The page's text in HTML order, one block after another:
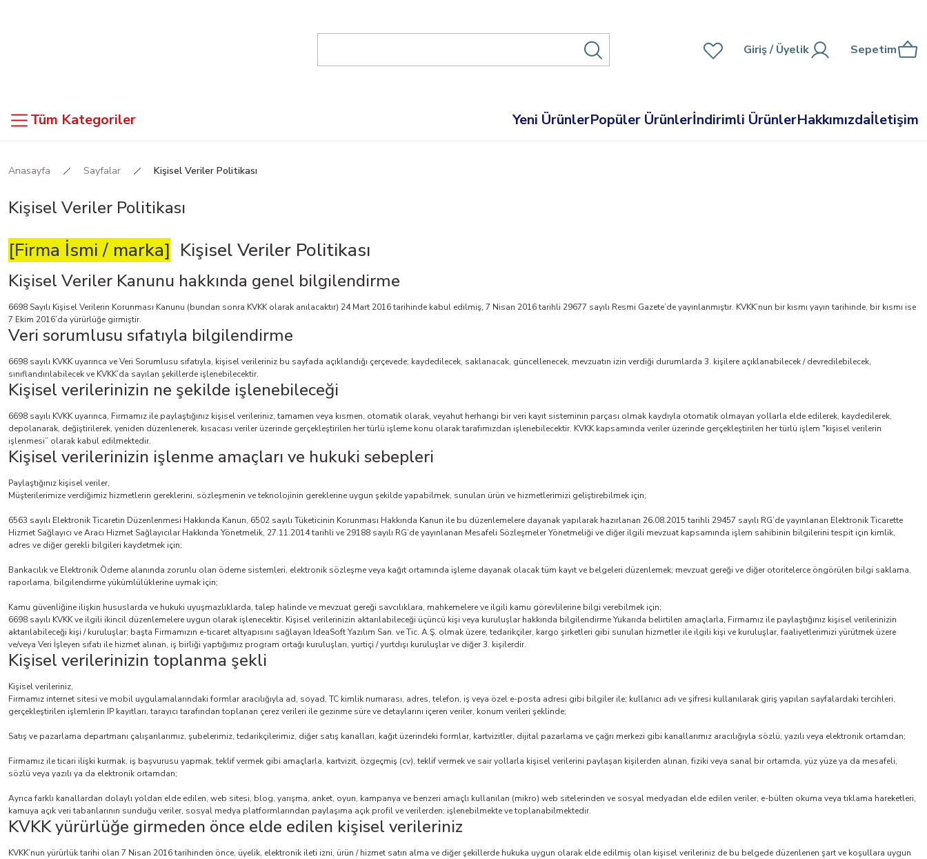
Giriş/ Üyelik Sepetim
Tüm Kategoriler Yeni ÜrünlerPopüler Ürünlerİndirimli ÜrünlerHakkımızdaİletişim
Anasayfa Sayfalar Kişisel Veriler Politikası
Kişisel Veriler Politikası
[Firma İsmi / marka] Kişisel Veriler Politikası
Kişisel Veriler Kanunu hakkında genel bilgilendirme
6698 Sayılı Kişisel Verilerin Korunması Kanunu (bundan sonra KVKK olarak anılacaktır) 24 Mart 2016 tarihinde kabul edilmiş, 7 Nisan 2016 tarihli 29677 sayılı Resmi Gazete’de yayınlanmıştır. KVKK’nun bir kısmı yayın tarihinde, bir kısmı ise
7 Ekim 2016’da yürürlüğe girmiştir.
Veri sorumlusu sıfatıyla bilgilendirme
6698 sayılı KVKK uyarınca ve Veri Sorumlusu sıfatıyla, kişisel verileriniz bu sayfada açıklandığı çerçevede; kaydedilecek, saklanacak, güncellenecek, mevzuatın izin verdiği durumlarda 3. kişilere açıklanabilecek / devredilebilecek,
sınıflandırılabilecek ve KVKK’da sayılan şekillerde işlenebilecektir.
Kişisel verilerinizin ne şekilde işlenebileceği
6698 sayılı KVKK uyarınca, Firmamız ile paylaştığınız kişisel verileriniz, tamamen veya kısmen, otomatik olarak, veyahut herhangi bir veri kayıt sisteminin parçası olmak kaydıyla otomatik olmayan yollarla elde edilerek, kaydedilerek,
depolanarak, değiştirilerek, yeniden düzenlenerek, kısacası veriler üzerinde gerçekleştirilen her türlü işleme konu olarak tarafımızdan işlenebilecektir. KVKK kapsamında veriler üzerinde gerçekleştirilen her türlü işlem "kişisel verilerin
işlenmesi” olarak kabul edilmektedir.
Kişisel verilerinizin işlenme amaçları ve hukuki sebepleri
Paylaştığınız kişisel veriler,
Müşterilerimize verdiğimiz hizmetlerin gereklerini, sözleşmenin ve teknolojinin gereklerine uygun şekilde yapabilmek, sunulan ürün ve hizmetlerimizi geliştirebilmek için;
6563 sayılı Elektronik Ticaretin Düzenlenmesi Hakkında Kanun, 6502 sayılı Tüketicinin Korunması Hakkında Kanun ile bu düzenlemelere dayanak yapılarak hazırlanan 26.08.2015 tarihli 29457 sayılı RG’de yayınlanan Elektronik Ticarette
Hizmet Sağlayıcı ve Aracı Hizmet Sağlayıcılar Hakkında Yönetmelik, 27.11.2014 tarihli ve 29188 sayılı RG’de yayınlanan Mesafeli Sözleşmeler Yönetmeliği ve diğer ilgili mevzuat kapsamında işlem sahibinin bilgilerini tespit için kimlik,
adres ve diğer gerekli bilgileri kaydetmek için;
Bankacılık ve Elektronik Ödeme alanında zorunlu olan ödeme sistemleri, elektronik sözleşme veya kağıt ortamında işleme dayanak olacak tüm kayıt ve belgeleri düzenlemek; mevzuat gereği ve diğer otoritelerce öngörülen bilgi saklama,
raporlama, bilgilendirme yükümlülüklerine uymak için;
Kamu güvenliğine ilişkin hususlarda ve hukuki uyuşmazlıklarda, talep halinde ve mevzuat gereği savcılıklara, mahkemelere ve ilgili kamu görevlilerine bilgi verebilmek için;
6698 sayılı KVKK ve ilgili ikincil düzenlemelere uygun olarak işlenecektir. Kişisel verilerinizin aktarılabileceği üçüncü kişi veya kuruluşlar hakkında bilgilendirme Yukarıda belirtilen amaçlarla, Firmamız ile paylaştığınız kişisel verilerinizin
aktarılabileceği kişi / kuruluşlar; başta Firmamızın e-ticaret altyapısını sağlayan IdeaSoft Yazılım San. ve Tic. A.Ş. olmak üzere, tedarikçiler, kargo şirketleri gibi sunulan hizmetler ile ilgili kişi ve kuruluşlar, faaliyetlerimizi yürütmek üzere
ve/veya Veri İşleyen sıfatı ile hizmet alınan, iş birliği yaptığımız program ortağı kuruluşları, yurtiçi / yurtdışı kuruluşlar ve diğer 3. kişilerdir.
Kişisel verilerinizin toplanma şekli
Kişisel verileriniz,
Firmamız internet sitesi ve mobil uygulamalarındaki formlar aracılığıyla ad, soyad, TC kimlik numarası, adres, telefon, iş veya özel e-posta adresi gibi bilgiler ile; kullanıcı adı ve şifresi kullanılarak giriş yapılan sayfalardaki tercihleri,
gerçekleştirilen işlemlerin IP kayıtları, tarayıcı tarafından toplanan çerez verileri ile gezinme süre ve detaylarını içeren veriler, konum verileri şeklinde;
Satış ve pazarlama departmanı çalışanlarımız, şubelerimiz, tedarikçilerimiz, diğer satış kanalları, kağıt üzerindeki formlar, kartvizitler, dijital pazarlama ve çağrı merkezi gibi kanallarımız aracılığıyla sözlü, yazılı veya elektronik ortamdan;
Firmamız ile ticari ilişki kurmak, iş başvurusu yapmak, teklif vermek gibi amaçlarla, kartvizit, özgeçmiş (cv), teklif vermek ve sair yollarla kişisel verilerini paylaşan kişilerden alınan, fiziki veya sanal bir ortamda, yüz yüze ya da mesafeli,
sözlü veya yazılı ya da elektronik ortamdan;
Ayrıca farklı kanallardan dolaylı yoldan elde edilen, web sitesi, blog, yarışma, anket, oyun, kampanya ve benzeri amaçlı kullanılan (mikro) web sitelerinden ve sosyal medyadan elde edilen veriler, e-bülten okuma veya tıklama hareketleri,
kamuya açık veri tabanlarının sunduğu veriler, sosyal medya platformlarından paylaşıma açık profil ve verilerden; işlenebilmekte ve toplanabilmektedir.
KVKK yürürlüğe girmeden önce elde edilen kişisel verileriniz
KVKK’nun yürürlük tarihi olan 7 Nisan 2016 tarihinden önce, üyelik, elektronik ileti izni, ürün / hizmet satın alma ve diğer şekillerde hukuka uygun olarak elde edilmiş olan kişisel verileriniz de bu belgede düzenlenen şart ve koşullara uygun